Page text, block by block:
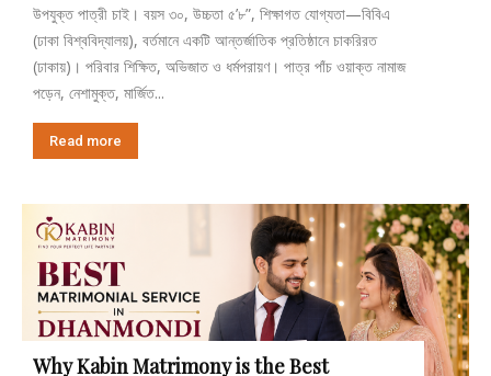
উপযুক্ত পাত্রী চাই। বয়স ৩০, উচ্চতা ৫’৮”, শিক্ষাগত যোগ্যতা—বিবিএ
(ঢাকা বিশ্ববিদ্যালয়), বর্তমানে একটি আন্তর্জাতিক প্রতিষ্ঠানে চাকরিরত
(ঢাকায়)। পরিবার শিক্ষিত, অভিজাত ও ধর্মপরায়ণ। পাত্র পাঁচ ওয়াক্ত নামাজ
পড়েন, নেশামুক্ত, মার্জিত...
Read more
Why Kabin Matrimony is the Best